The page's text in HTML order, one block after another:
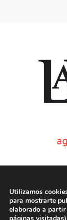
Utilizamos
para mostrarte
elaborado a